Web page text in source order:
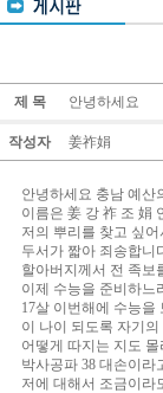
제 목 안녕하세요
작성자 姜祚娟
안녕하세요 충남 예산
이름은 姜 강 祚 조 娟
저의 뿌리를 찾고 싶
두서가 짧아 죄송합니
할아버지께서 전 족보
이제 수능을 준비하느
17살 이번해에 수능을
이 나이 되도록 자기
어떻게 따지는 지도
박사공파 38 대손이라
저에 대해서 조금이라